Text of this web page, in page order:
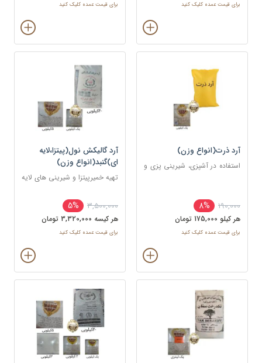
برای قیمت عمده کلیک کنید برای قیمت عمده کلیک کنید
آرد ذرت(انواع وزن)
استفاده در آشپزی، شیرینی پزی و
190,000
8%
هر کيلو 175,000 تومان
برای قیمت عمده کلیک کنید
آرد گالیکش نول(پیتزا،لایه
ای)گنبد(انواع وزن)
تهیه خمیرپیتزا و شیرینی های لایه
3,500,000
5%
هر کيسه 3,320,000 تومان
برای قیمت عمده کلیک کنید